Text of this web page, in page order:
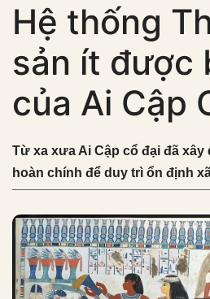
Hệ thống
sản ít được
của Ai Cập
Từ xa xưa Ai Cập cổ đại đã
hoàn chính để duy trì ổn định